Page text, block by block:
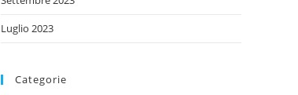
Luglio 2023
Categorie